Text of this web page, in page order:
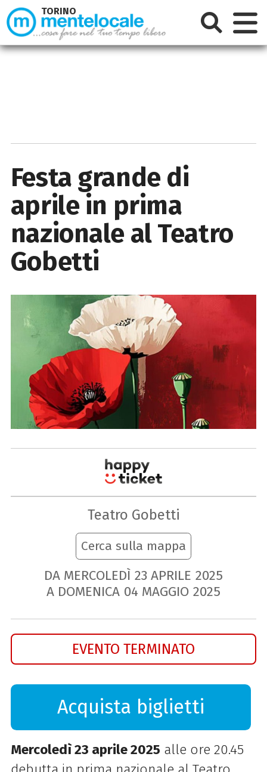
Festa grande di
aprile in prima
nazionale al Teatro
Gobetti
Teatro Gobetti
Cerca sulla mappa
DA MERCOLEDÌ 23 APRILE 2025
A DOMENICA 04 MAGGIO 2025
EVENTO TERMINATO
Acquista biglietti
Mercoledì 23 aprile 2025 alle ore 20.45
TORINO